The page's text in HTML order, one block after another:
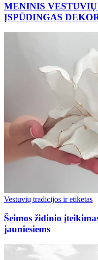
MENINIS
ĮSPŪDINGAS
Vestuvių tradicijos ir etiketas
Šeimos židinio
jauniesiems